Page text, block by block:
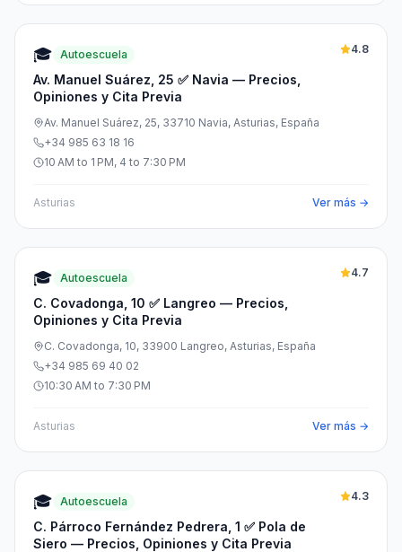
🎓 Autoescuela
Av. Manuel Suárez, 25 ✅ Navia — Precios,
Opiniones y Cita Previa
4.8
Av. Manuel Suárez, 25, 33710 Navia, Asturias, España
+34 985 63 18 16
10 AM to 1 PM, 4 to 7:30 PM
Asturias Ver más →
🎓 Autoescuela
C. Covadonga, 10 ✅ Langreo — Precios,
Opiniones y Cita Previa
4.7
C. Covadonga, 10, 33900 Langreo, Asturias, España
+34 985 69 40 02
10:30 AM to 7:30 PM
Asturias Ver más →
🎓 Autoescuela
C. Párroco Fernández Pedrera, 1 ✅ Pola de
Siero — Precios, Opiniones y Cita Previa
4.3